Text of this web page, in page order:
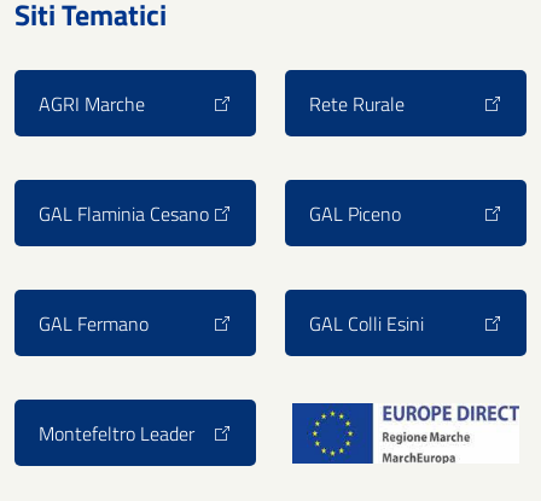
Siti Tematici
AGRI Marche Rete Rurale
GAL Flaminia Cesano GAL Piceno
GAL Fermano GAL Colli Esini
Montefeltro Leader